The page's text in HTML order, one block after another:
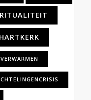
VERWARMEN